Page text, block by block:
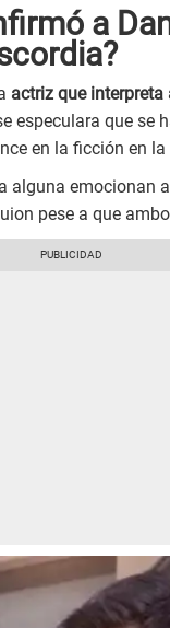
a
actriz que interpreta
especulara que se
en la ficción en la
alguna emocionan
pese a que